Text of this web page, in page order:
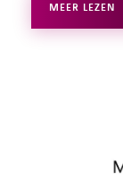
MEER LEZEN